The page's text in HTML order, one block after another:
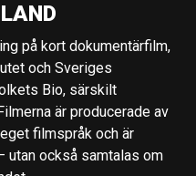
på kort dokumentärfilm,
och Sveriges
Bio, särskilt
är producerade av
filmspråk och är
utan också samtalas om